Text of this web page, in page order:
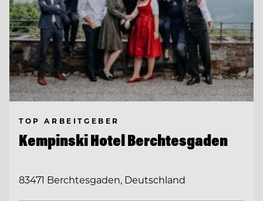
TOP ARBEITGEBER
Kempinski Hotel Berchtesgaden
83471 Berchtesgaden, Deutschland